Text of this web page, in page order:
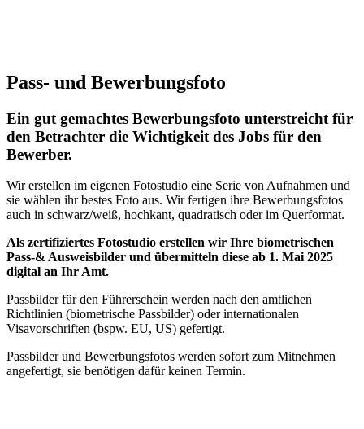
Pass- und Bewerbungsfoto
Ein gut gemachtes Bewerbungsfoto unterstreicht für
den Betrachter die Wichtigkeit des Jobs für den
Bewerber.
Wir erstellen im eigenen Fotostudio eine Serie von Aufnahmen und
sie wählen ihr bestes Foto aus. Wir fertigen ihre Bewerbungsfotos
auch in schwarz/weiß, hochkant, quadratisch oder im Querformat.
Als zertifiziertes Fotostudio erstellen wir Ihre biometrischen
Pass-& Ausweisbilder und übermitteln diese ab 1. Mai 2025
digital an Ihr Amt.
Passbilder für den Führerschein werden nach den amtlichen
Richtlinien (biometrische Passbilder) oder internationalen
Visavorschriften (bspw. EU, US) gefertigt.
Passbilder und Bewerbungsfotos werden sofort zum Mitnehmen
angefertigt, sie benötigen dafür keinen Termin.